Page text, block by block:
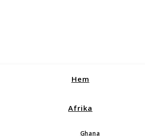
Hem
Afrika
Ghana